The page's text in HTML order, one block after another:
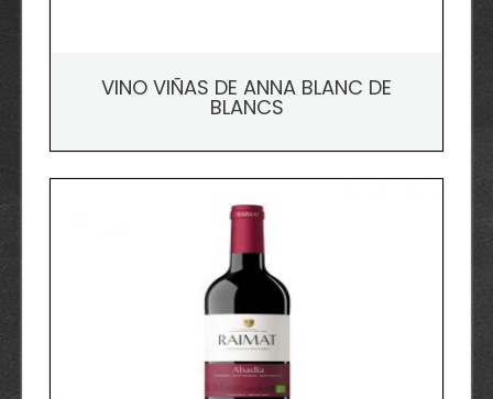
VINO VIÑAS DE ANNA BLANC DE
BLANCS